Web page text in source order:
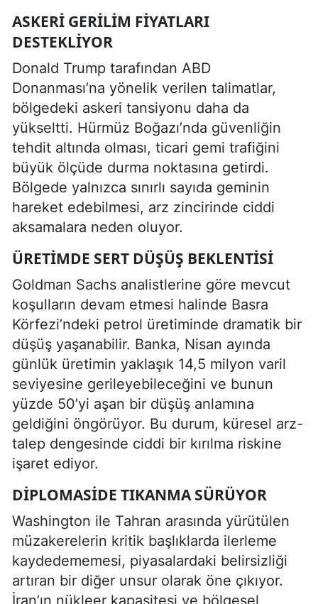
ASKERI GERILIM FIYATLARI
DESTEKLIYOR
Donald Trump tarafından ABD
Donanması’na yönelik verilen talimatlar,
bölgedeki askeri tansiyonu daha da
yükseltti. Hürmüz Boğazı’nda güvenliğin
tehdit altında olması, ticari gemi trafiğini
büyük ölçüde durma noktasına getirdi.
Bölgede yalnızca sınırlı sayıda geminin
hareket edebilmesi, arz zincirinde ciddi
aksamalara neden oluyor.
ÜRETIMDE SERT DÜŞÜŞ BEKLENTISI
Goldman Sachs analistlerine göre mevcut
koşulların devam etmesi halinde Basra
Körfezi’ndeki petrol üretiminde dramatik bir
düşüş yaşanabilir. Banka, Nisan ayında
günlük üretimin yaklaşık 14,5 milyon varil
seviyesine gerileyebileceğini ve bunun
yüzde 50’yi aşan bir düşüş anlamına
geldiğini öngörüyor. Bu durum, küresel arz-
talep dengesinde ciddi bir kırılma riskine
işaret ediyor.
DIPLOMASIDE TIKANMA SÜRÜYOR
Washington ile Tahran arasında yürütülen
müzakerelerin kritik başlıklarda ilerleme
kaydedememesi, piyasalardaki belirsizliği
artıran bir diğer unsur olarak öne çıkıyor.
İran’ın nükleer kapasitesi ve bölgesel